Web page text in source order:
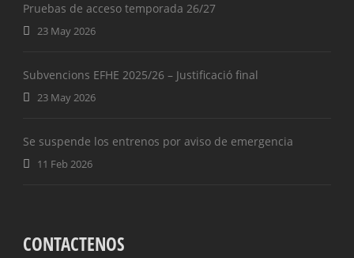
Pruebas de acceso temporada 26/27
23 May 2026
Subvencions EFHE 2025/26 – Justificació final
23 May 2026
Se suspende los entrenos por aviso de emergencia
11 Feb 2026
CONTACTENOS